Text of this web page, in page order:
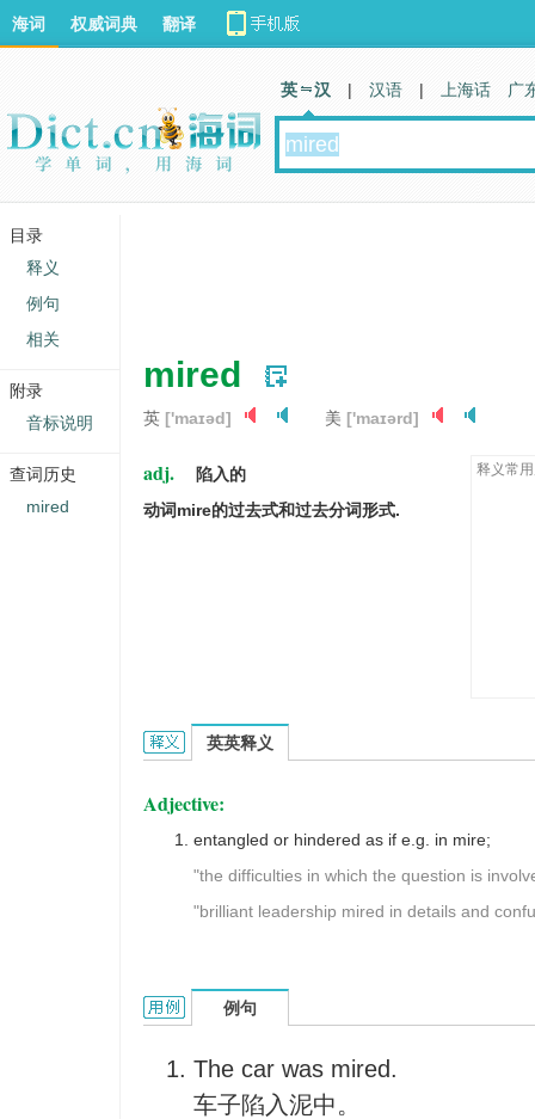
mired
英 ['maɪəd] 美 ['maɪərd]
adj.
陷入的
动词mire的过去式和过去分词形式.
释义常
Mired的英文翻译是什么意思，词典释义与在线翻译
英英释义
Adjective:
entangled or hindered as if e.g. in mire;
"the difficulties in which the question is
"brilliant leadership mired in details and
Mired的用法和样例：
例句
The car was mired.
车子陷入泥中。
海词 权威词典 翻译
英 汉 | 汉语 | 上海话 广
目录
释义
例句
相关
附录
音标说明
查词历史
mired